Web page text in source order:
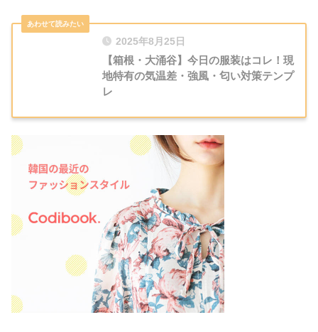
2025年8月25日
【箱根・大涌谷】今日の服装はコレ！現
地特有の気温差・強風・匂い対策テンプ
レ